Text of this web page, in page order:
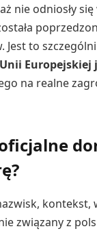
nie odniosły
Jest to
na realne
kontekst,
związany z